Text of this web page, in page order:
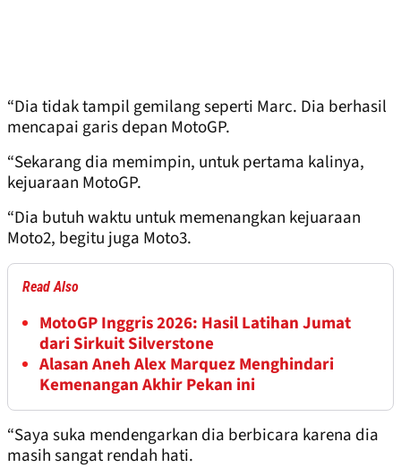
“Dia tidak tampil gemilang seperti Marc. Dia berhasil
mencapai garis depan MotoGP.
“Sekarang dia memimpin, untuk pertama kalinya,
kejuaraan MotoGP.
“Dia butuh waktu untuk memenangkan kejuaraan
Moto2, begitu juga Moto3.
Read Also
MotoGP Inggris 2026: Hasil Latihan Jumat
dari Sirkuit Silverstone
Alasan Aneh Alex Marquez Menghindari
Kemenangan Akhir Pekan ini
“Saya suka mendengarkan dia berbicara karena dia
masih sangat rendah hati.